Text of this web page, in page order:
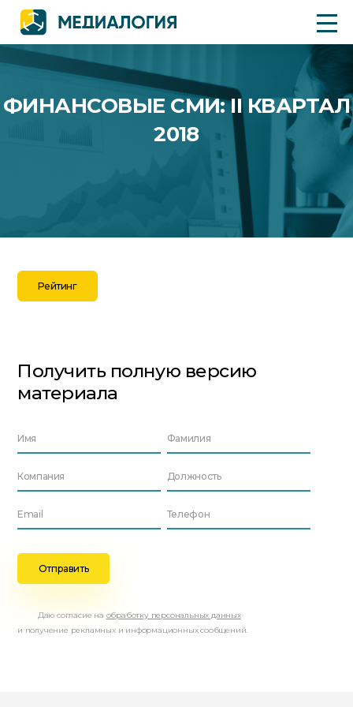
ФИНАНСОВЫЕ СМИ: II КВАРТАЛ
2018
Рейтинг
Получить полную версию
материала
Даю согласие на обработку персональных данных
и получение рекламных и информационных сообщений.